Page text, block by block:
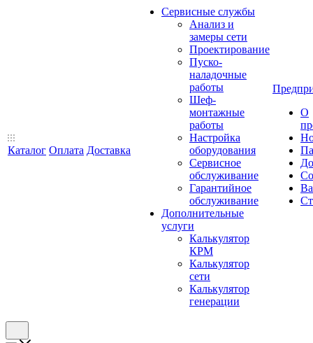
Каталог Оплата Доставка
Сервисные службы
Анализ и
замеры сети
Проектирование
Пуско-
наладочные
работы
Шеф-
монтажные
работы
Настройка
оборудования
Сервисное
обслуживание
Гарантийное
обслуживание
Дополнительные
услуги
Калькулятор
КРМ
Калькулятор
сети
Калькулятор
генерации
О